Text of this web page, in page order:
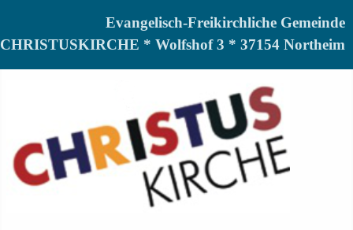
Evangelisch-Freikirchliche Gemeinde
CHRISTUSKIRCHE * Wolfshof 3 * 37154 Northeim